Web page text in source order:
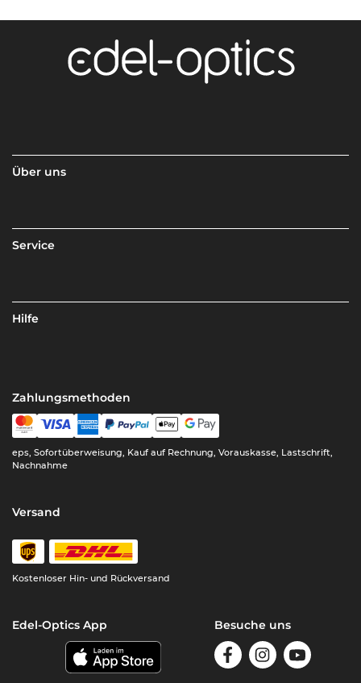
Über uns
Service
Hilfe
Zahlungsmethoden
eps, Sofortüberweisung, Kauf auf Rechnung, Vorauskasse, Lastschrift,
Nachnahme
Versand
Kostenloser Hin- und Rückversand
Edel-Optics App Besuche uns